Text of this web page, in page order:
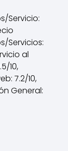
Servicio:
Servicios:
al
10,
7.2/10,
General: